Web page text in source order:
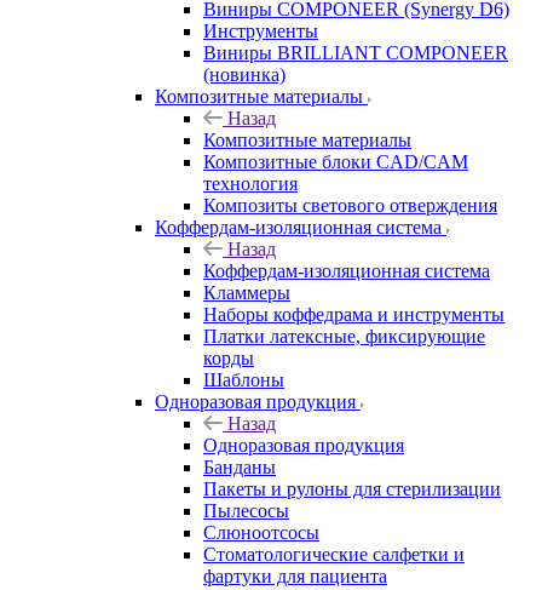
Виниры COMPONEER (Synergy D6)
Инструменты
Виниры BRILLIANT COMPONEER
(новинка)
Композитные материалы
Назад
Композитные материалы
Композитные блоки CAD/СAM
технология
Композиты светового отверждения
Коффердам-изоляционная система
Назад
Коффердам-изоляционная система
Кламмеры
Наборы коффедрама и инструменты
Платки латексные, фиксирующие
корды
Шаблоны
Одноразовая продукция
Назад
Одноразовая продукция
Банданы
Пакеты и рулоны для стерилизации
Пылесосы
Слюноотсосы
Стоматологические салфетки и
фартуки для пациента